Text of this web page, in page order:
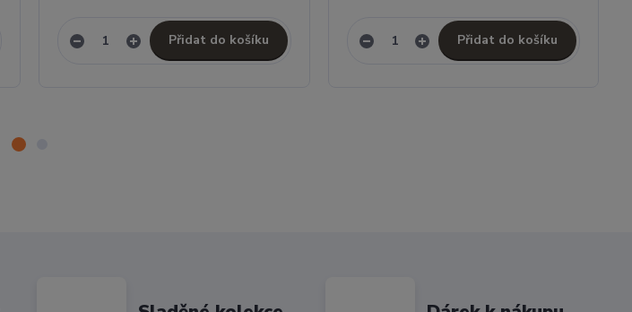
Přidat do košíku Přidat do košíku